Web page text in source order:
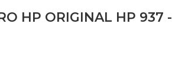
HP ORIGINAL HP 937 -